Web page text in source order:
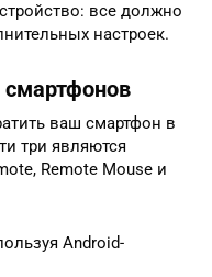
все должно
настроек.
ваш смартфон в
три являются
Remote Mouse и
Android-